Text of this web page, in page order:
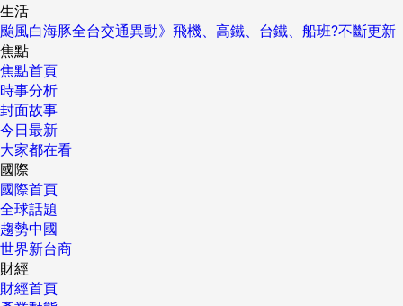
生活
颱風白海豚全台交通異動》飛機、高鐵、台鐵、船班?不斷更新
焦點
焦點首頁
時事分析
封面故事
今日最新
大家都在看
國際
國際首頁
全球話題
趨勢中國
世界新台商
財經
財經首頁